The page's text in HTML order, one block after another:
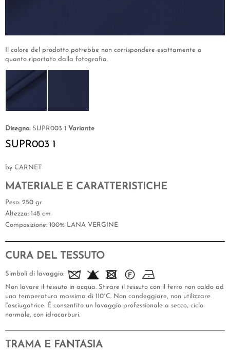
Il colore del prodotto potrebbe non corrispondere esattamente a
quanto riportato dalla fotografia.
Disegno: SUPR003 1 Variante
SUPR003 1
by CARNET
MATERIALE E CARATTERISTICHE
Peso: 250 gr
Altezza: 148 cm
Composizione: 100% LANA VERGINE
CURA DEL TESSUTO
Simboli di lavaggio:
Non lavare il tessuto in acqua. Stirare il tessuto con il ferro non caldo ad
una temperatura massima di 110°C. Non candeggiare, non utilizzare
l'asciugatrice. É consentito un lavaggio professionale a secco, ciclo
normale, con idrocarburi.
TRAMA E FANTASIA